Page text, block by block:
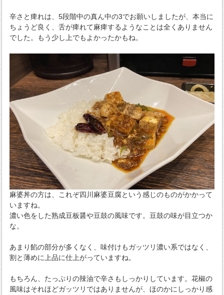
辛さと痺れは、5段階中の真ん中の3でお願いしましたが、本当に
ちょうど良く、舌が痺れて麻痺するようなことは全くありません
でした。もう少し上でもよかったかもね。
麻婆丼の方は、これぞ四川麻婆豆腐という感じのものがかかって
いますね。
濃い色をした熟成豆板醤や豆鼓の風味です。豆鼓の味が目立つか
な。
あまり餡の部分が多くなく、味付けもガッツリ濃い系ではなく、
割と薄めに上品に仕上がっていますね。
もちろん、たっぷりの辣油で辛さもしっかりしています。花椒の
風味はそれほどガッツリではありませんが、ほのかにしっかり感